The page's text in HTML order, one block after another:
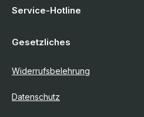
Service-Hotline
Gesetzliches
Widerrufsbelehrung
Datenschutz